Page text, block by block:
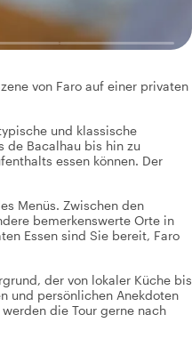
von Faro auf einer privaten
und klassische
de Bacalhau bis hin zu
essen können. Der
Menüs. Zwischen den
bemerkenswerte Orte in
Essen sind Sie bereit, Faro
der von lokaler Küche bis
und persönlichen Anekdoten
die Tour gerne nach